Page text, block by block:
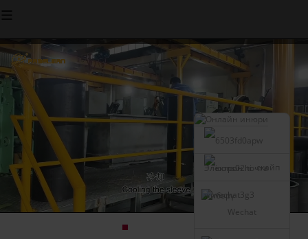
Электрон почта
җибәрү
скайп
Wechat